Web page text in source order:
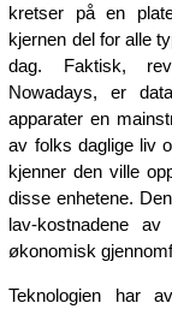
kretser på en
kjernen del for alle
dag. Faktisk,
Nowadays, er
apparater en
av folks daglige liv
kjenner den ville
disse enhetene.
lav-kostnadene
økonomisk
Teknologien har